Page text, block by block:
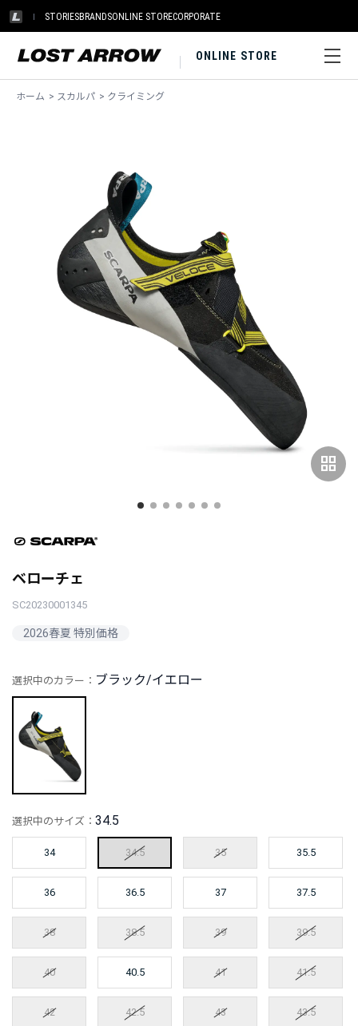
STORIESBRANDSONLINE STORECORPORATE
ONLINE STORE
ホーム > スカルパ > クライミング
grid_view
ベローチェ
SC20230001345
2026春夏 特別価格
選択中のカラー： ブラック/イエロー
選択中のサイズ： 34.5
34 34.5 35 35.5
36 36.5 37 37.5
38 38.5 39 39.5
40 40.5 41 41.5
42 42.5 43 43.5